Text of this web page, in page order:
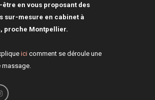
être en vous proposant des
sur-mesure en cabinet à
proche Montpellier.
ici comment se déroule une
massage.